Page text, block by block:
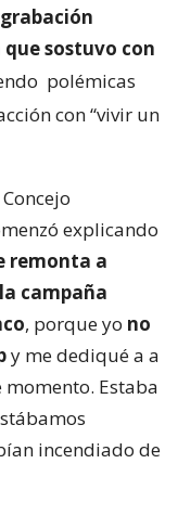
sostuvo con
polémicas
con “vivir un
explicando
remonta a
campaña
, porque yo no
y me dediqué a a
momento. Estaba
incendiado de